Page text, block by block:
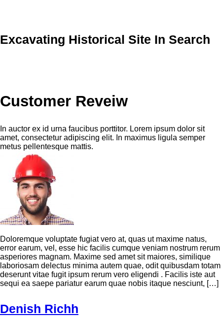
Excavating Historical Site In Search
Customer Reveiw
In auctor ex id urna faucibus porttitor. Lorem ipsum dolor sit
amet, consectetur adipiscing elit. In maximus ligula semper
metus pellentesque mattis.
Doloremque voluptate fugiat vero at, quas ut maxime natus,
error earum, vel, esse hic facilis cumque veniam nostrum rerum
asperiores magnam. Maxime sed amet sit maiores, similique
laboriosam delectus minima autem quae, odit quibusdam totam
deserunt vitae fugit ipsum rerum vero eligendi . Facilis iste aut
sequi ea saepe pariatur earum quae nobis itaque nesciunt, […]
Denish Richh